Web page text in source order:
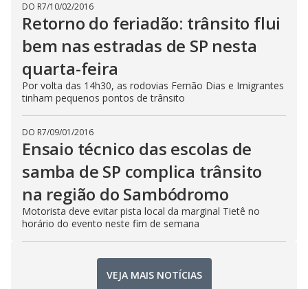
DO R7/10/02/2016
Retorno do feriadão: trânsito flui
bem nas estradas de SP nesta
quarta-feira
Por volta das 14h30, as rodovias Fernão Dias e Imigrantes
tinham pequenos pontos de trânsito
DO R7/09/01/2016
Ensaio técnico das escolas de
samba de SP complica trânsito
na região do Sambódromo
Motorista deve evitar pista local da marginal Tietê no
horário do evento neste fim de semana
VEJA MAIS NOTÍCIAS